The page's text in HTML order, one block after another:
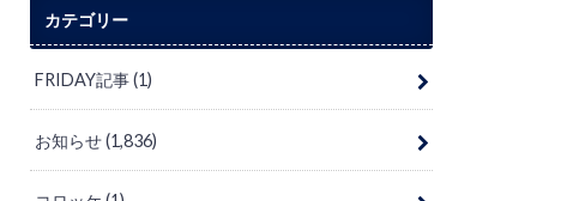
カテゴリー
FRIDAY記事(1)
お知らせ(1,836)